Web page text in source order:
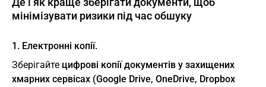
мінімізувати ризики під час обшуку
1. Електронні копії.
Зберігайте цифрові копії документів у захищених
хмарних сервісах (Google Drive, OneDrive, Dropbox